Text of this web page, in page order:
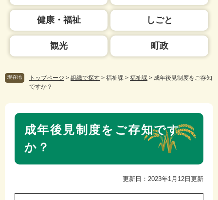
健康・福祉 しごと
観光 町政
現在地 トップページ > 組織で探す > 福祉課 > 福祉課 > 成年後見制度をご存知
ですか？
本
成年後見制度をご存知です
か？
更新日：2023年1月12日更新